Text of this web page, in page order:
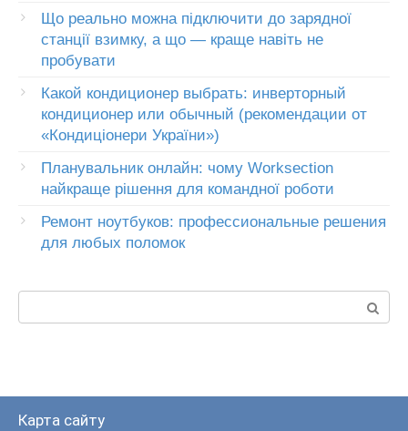
Що реально можна підключити до зарядної
станції взимку, а що — краще навіть не
пробувати
Какой кондиционер выбрать: инверторный
кондиционер или обычный (рекомендации от
«Кондиціонери України»)
Планувальник онлайн: чому Worksection
найкраще рішення для командної роботи
Ремонт ноутбуков: профессиональные решения
для любых поломок
Карта сайту